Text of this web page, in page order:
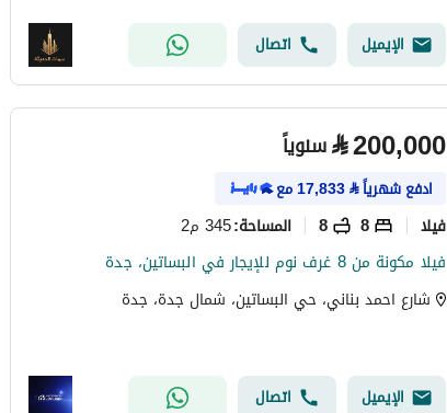
الإيميل اتصال
⃁200,000 سنوياً
ادفع شهرياً⃁
17,833مع
فیلا 8
8 المساحة:345 م2
فيلا مكونة من 8 غرف نوم للإيجار في البساتين، جدة
شارع احمد بناني، حي البساتين، شمال جدة، جدة
الإيميل اتصال